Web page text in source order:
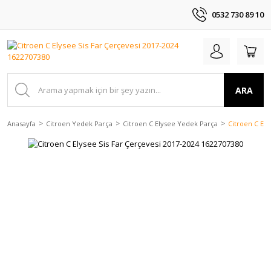
0532 730 89 10
ARA
Anasayfa Citroen Yedek Parça Citroen C Elysee Yedek Parça Citroen C